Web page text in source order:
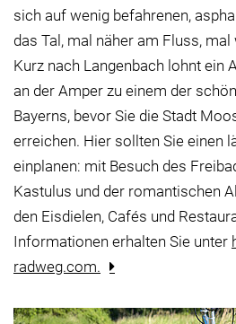
sich auf wenig befahrenen,
das Tal, mal näher am Fluss,
Kurz nach Langenbach lohnt ein
an der Amper zu einem der
Bayerns, bevor Sie die Stadt
erreichen. Hier sollten Sie einen
einplanen: mit Besuch des
Kastulus und der romantischen
den Eisdielen, Cafés und
Informationen erhalten Sie unter
radweg.com.